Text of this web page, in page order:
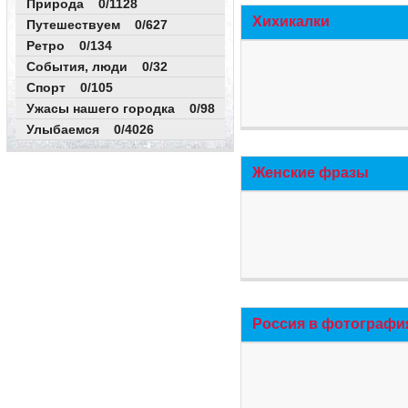
Природа 0/1128
Путешествуем 0/627
Ретро 0/134
События, люди 0/32
Спорт 0/105
Ужасы нашего городка 0/98
Улыбаемся 0/4026
Хихикалки
Женские фразы
Россия в